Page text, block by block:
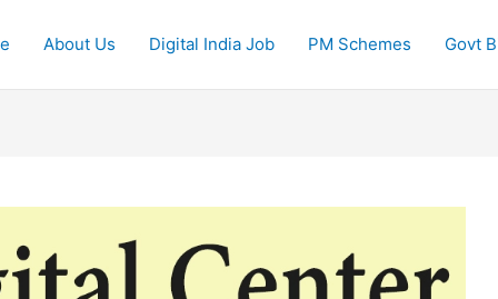
About Us Digital India Job PM Schemes Govt